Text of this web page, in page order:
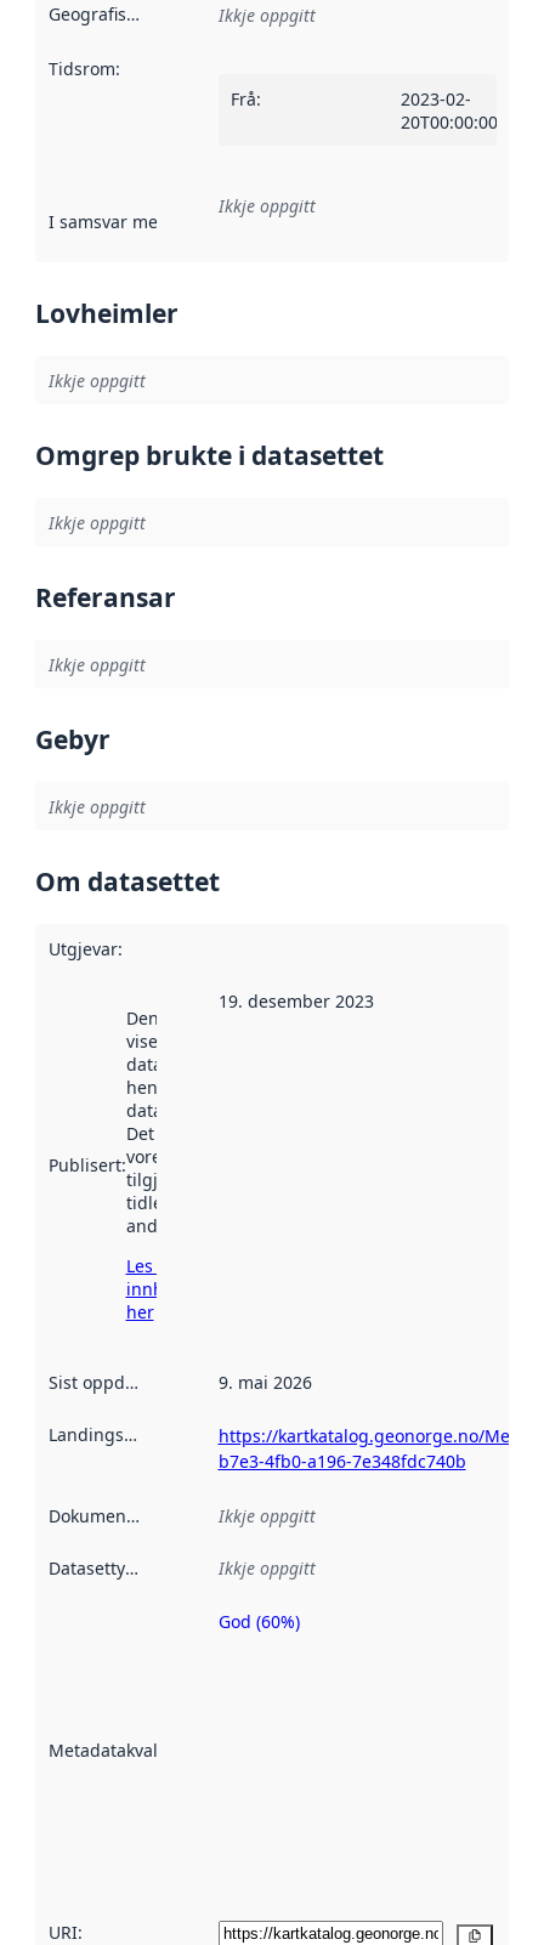
Geografisk område Ikkje oppgitt
Tidsrom:
Frå:
2023-02-
20T00:00:00Z
I samsvar med Referanse til ei implementeringsregel eller
Ikkje oppgitt
Lovheimler
Ikkje oppgitt
Omgrep brukte i datasettet
Ikkje oppgitt
Referansar
Ikkje oppgitt
Gebyr
Ikkje oppgitt
Om datasettet
Utgjevar:
Publisert:
Denne datoen
viser når
datasettet vart
henta inn av
data.norge.no.
Det kan ha
vore
tilgjengeleg
tidlegare
andre stader.
Les meir om
innhenting
her
19. desember 2023
Sist oppdatert 9. mai 2026
Landingsside
https://kartkatalog.geonorge.no/
b7e3-4fb0-a196-7e348fdc740b
Dokumentasjon Ikkje oppgitt
Datasettype Ikkje oppgitt
Metadatakvalitet
Metadatakvalitet
God (60%)
URI: